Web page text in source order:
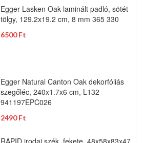
Egger Lasken Oak laminált padló, sötét
tölgy, 129.2x19.2 cm, 8 mm 365 330
6500 Ft
Egger Natural Canton Oak dekorfóliás
szegőléc, 240x1.7x6 cm, L132
941197EPC026
2490 Ft
RAPID irodai szék, fekete, 48x58x83x47